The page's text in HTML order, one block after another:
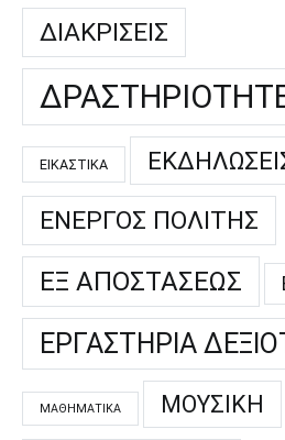
ΔΙΑΚΡΊΣΕΙΣ
ΕΙΚΑΣΤΙΚΆ
ΕΝΕΡΓΌΣ ΠΟΛΊΤΗΣ
ΕΞ ΑΠΟΣΤΆΣΕΩΣ
ΕΡΓΑΣΤΉΡΙΑ
ΜΑΘΗΜΑΤΙΚΆ ΜΟΥΣΙΚΉ